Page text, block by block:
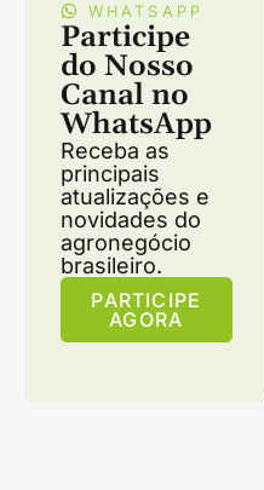
WHATSAPP
Participe
do Nosso
Canal no
WhatsApp
Receba as
principais
atualizações e
novidades do
agronegócio
brasileiro.
PARTICIPE
AGORA